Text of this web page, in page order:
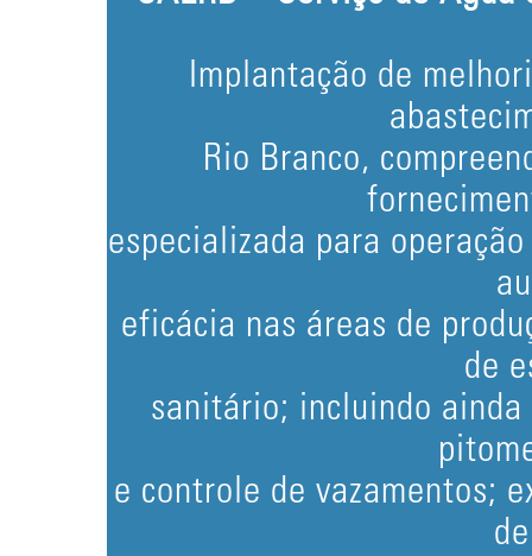
Implantação de
Rio Branco,
especializada para
eficácia nas áreas de
de
sanitário; incluindo
e controle de vazamentos;